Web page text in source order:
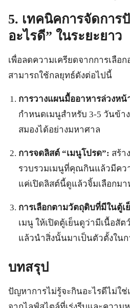
5. เทคนิคการจัดการ
อะไรดี” ในระยะยาว
เพื่อลดความเครียดจากการเลือ
สามารถใช้กลยุทธ์ดังต่อไปนี้
การวางแผนมื้ออาหารล่วงหน้
กำหนดเมนูสำหรับ 3-5 วันข้า
สมองได้อย่างมหาศาล
การจดลิสต์ “เมนูโปรด”: สร้า
รวบรวมเมนูที่คุณกินแล้วมีคว
แค่เปิดลิสต์นี้ดูแล้วจิ้มเลือกมา
การเลือกตามวัตถุดิบที่มีในตู้เ
เมนู ให้เปิดตู้เย็นดูว่ามีเนื้อสัต
แล้วนำสิ่งนั้นมาเป็นตัวตั้งในก
บทสรุป
ปัญหาการไม่รู้จะกินอะไรดีไม่ใช่